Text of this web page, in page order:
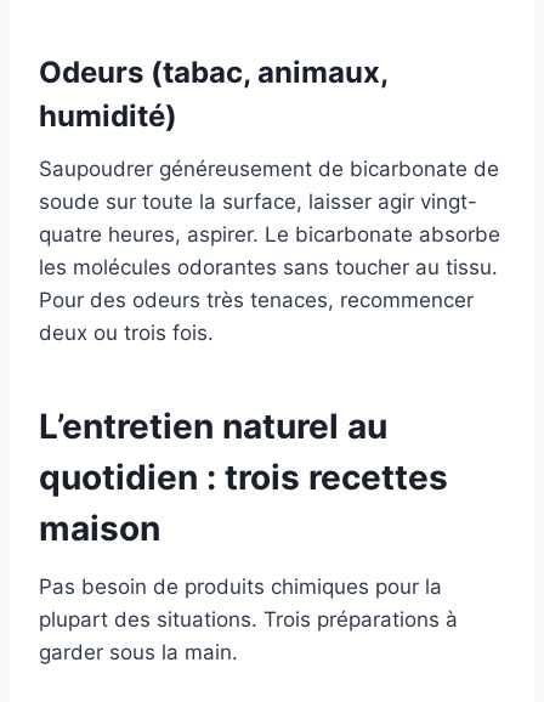
Odeurs (tabac, animaux,
humidité)
Saupoudrer généreusement de bicarbonate de
soude sur toute la surface, laisser agir vingt-
quatre heures, aspirer. Le bicarbonate absorbe
les molécules odorantes sans toucher au tissu.
Pour des odeurs très tenaces, recommencer
deux ou trois fois.
L’entretien naturel au
quotidien : trois recettes
maison
Pas besoin de produits chimiques pour la
plupart des situations. Trois préparations à
garder sous la main.